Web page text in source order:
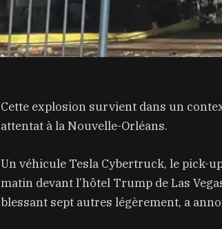
Cette explosion survient dans un
attentat à la Nouvelle-Orléans.
Un véhicule Tesla Cybertruck, le pick-
matin devant l’hôtel Trump de Las
blessant sept autres légèrement, a